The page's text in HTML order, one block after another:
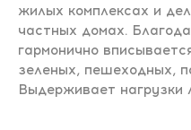
жилых комплексах и
частных домах.
гармонично
зеленых, пешеходных,
Выдерживает нагрузки